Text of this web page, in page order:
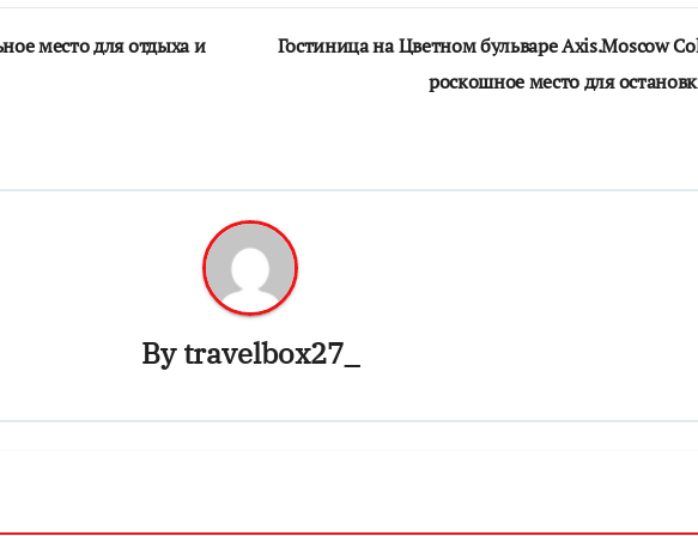
место для отдыха и
Гостиница на Цветном бульваре Axis.Moscow
роскошное место для
Bytravelbox27_